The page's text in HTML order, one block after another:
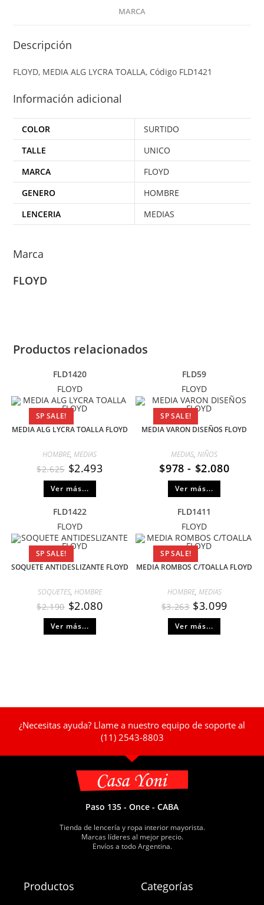
MARCA
Descripción
FLOYD, MEDIA ALG LYCRA TOALLA, Código FLD1421
Información adicional
COLOR
SURTIDO
TALLE
UNICO
MARCA
FLOYD
GENERO
HOMBRE
LENCERIA
MEDIAS
Marca
FLOYD
Productos relacionados
FLD1420
FLOYD
SP SALE!
MEDIA ALG LYCRA TOALLA FLOYD
HOMBRE,MEDIAS
$2.625 $2.493
Ver más...
FLD59
FLOYD
SP SALE!
MEDIA VARON DISEÑOS FLOYD
MEDIAS,NIÑOS
$978 - $2.080
Ver más...
FLD1422
FLOYD
SP SALE!
SOQUETE ANTIDESLIZANTE FLOYD
SOQUETES, HOMBRE
$2.190 $2.080
Ver más...
FLD1411
FLOYD
SP SALE!
MEDIA ROMBOS C/TOALLA FLOYD
HOMBRE, MEDIAS
$3.263 $3.099
Ver más...
¿Necesitas ayuda? Llame a nuestro equipo de soporte al
(11) 2543-8803
Paso 135 - Once - CABA
Tienda de lencería y ropa interior mayorista.
Marcas líderes al mejor precio.
Envíos a todo Argentina.
Productos Categorías